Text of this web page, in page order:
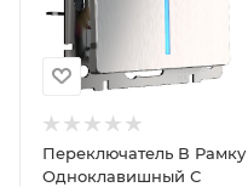
Переключатель В Рамку
Одноклавишный С